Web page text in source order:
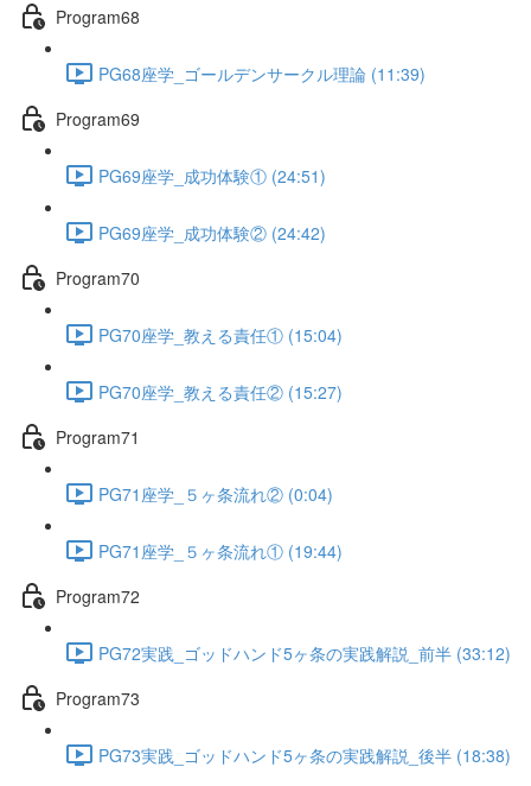
Program68
PG68座学_ゴールデンサークル理論 (11:39)
Program69
PG69座学_成功体験① (24:51)
PG69座学_成功体験② (24:42)
Program70
PG70座学_教える責任① (15:04)
PG70座学_教える責任② (15:27)
Program71
PG71座学_５ヶ条流れ② (0:04)
PG71座学_５ヶ条流れ① (19:44)
Program72
PG72実践_ゴッドハンド5ヶ条の実践解説_前半 (33:12)
Program73
PG73実践_ゴッドハンド5ヶ条の実践解説_後半 (18:38)